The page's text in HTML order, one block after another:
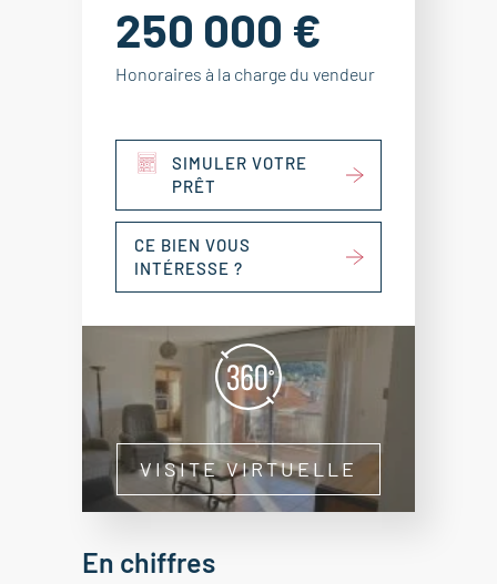
250 000 €
Honoraires à la charge du vendeur
SIMULER VOTRE
PRÊT
CE BIEN VOUS
INTÉRESSE ?
VISITE VIRTUELLE
En chiffres